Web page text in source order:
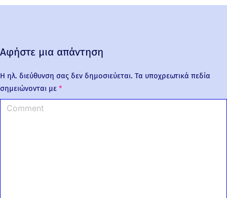
Αφήστε μια απάντηση
Η ηλ. διεύθυνση σας δεν δημοσιεύεται. Τα υποχρεωτικά πεδία
σημειώνονται με *